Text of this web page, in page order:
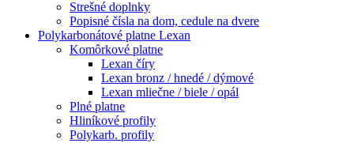
Strešné doplnky
Popisné čísla na dom, cedule na dvere
Polykarbonátové platne Lexan
Komôrkové platne
Lexan číry
Lexan bronz / hnedé / dýmové
Lexan mliečne / biele / opál
Plné platne
Hliníkové profily
Polykarb. profily